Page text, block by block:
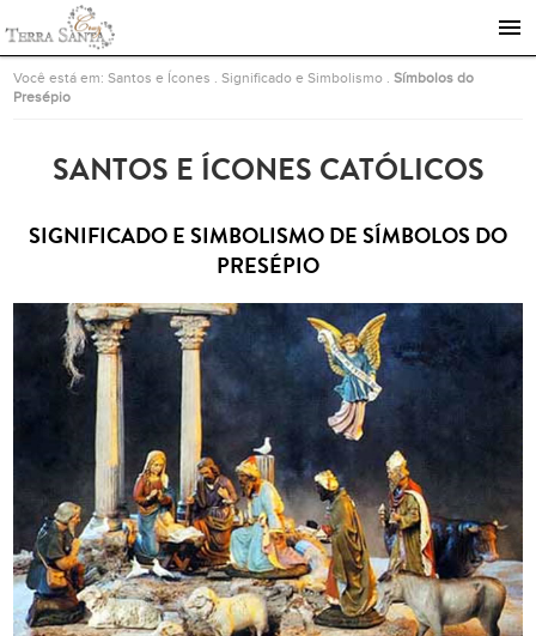
Ir para a página inicial
Você está em:Santos e Ícones .Significado e Simbolismo .Símbolos do
Presépio
SANTOS E ÍCONES CATÓLICOS
SIGNIFICADO E SIMBOLISMO DE SÍMBOLOS DO
PRESÉPIO